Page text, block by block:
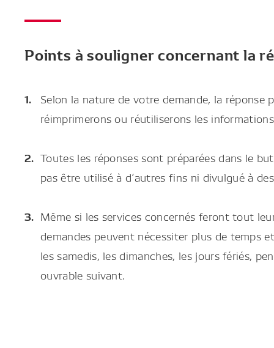
Points à souligner concernant la
Selon la nature de votre demande, la
réimprimerons ou réutiliserons les
Toutes les réponses sont préparées dans le
pas être utilisé à d’autres fins ni divulgué à
Même si les services concernés feront tout
demandes peuvent nécessiter plus de temps
les samedis, les dimanches, les jours fériés,
ouvrable suivant.